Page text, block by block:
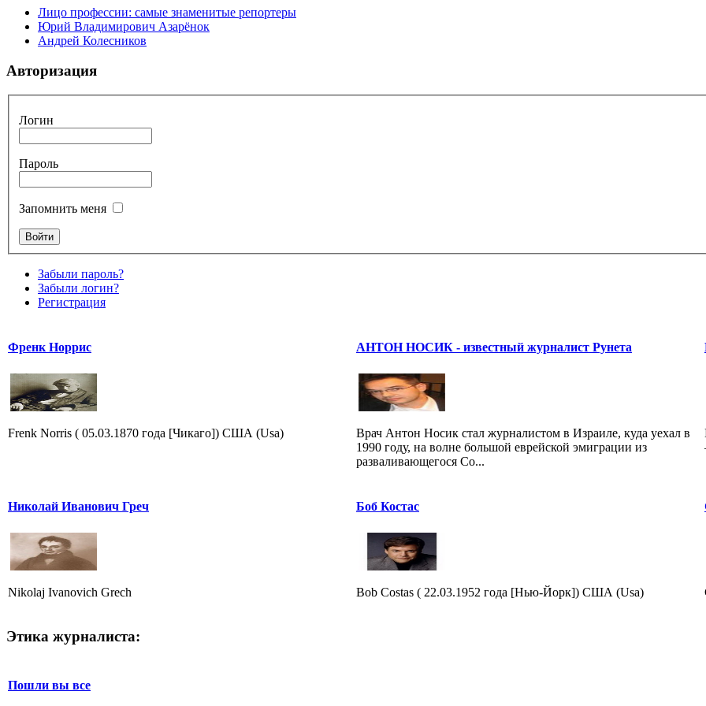
Лицо профессии: самые знаменитые репортеры
Юрий Владимирович Азарёнок
Андрей Колесников
Авторизация
Логин
Пароль
Запомнить меня
Забыли пароль?
Забыли логин?
Регистрация
Френк Норрис
Frenk Norris ( 05.03.1870 года [Чикаго]) США (Usa)
АНТОН НОСИК - известный журналист Рунета
Врач Антон Носик стал журналистом в Израиле, куда уехал в
1990 году, на волне большой еврейской эмиграции из
разваливающегося Со...
Николай Иванович Греч
Nikolaj Ivanovich Grech
Боб Костас
Bob Costas ( 22.03.1952 года [Нью-Йорк]) США (Usa)
Этика журналиста:
Пошли вы все